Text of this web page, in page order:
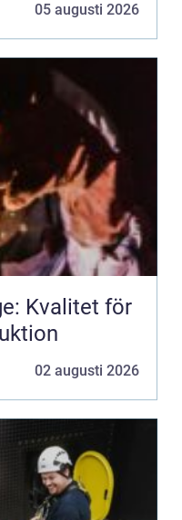
05 augusti 2026
Kvalitet för
02 augusti 2026